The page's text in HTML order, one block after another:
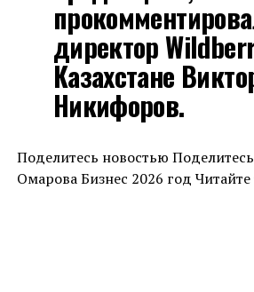
директор
Казахстане
Никифоров.
Поделитесь новостью
Омарова Бизнес 2026 год Читайте